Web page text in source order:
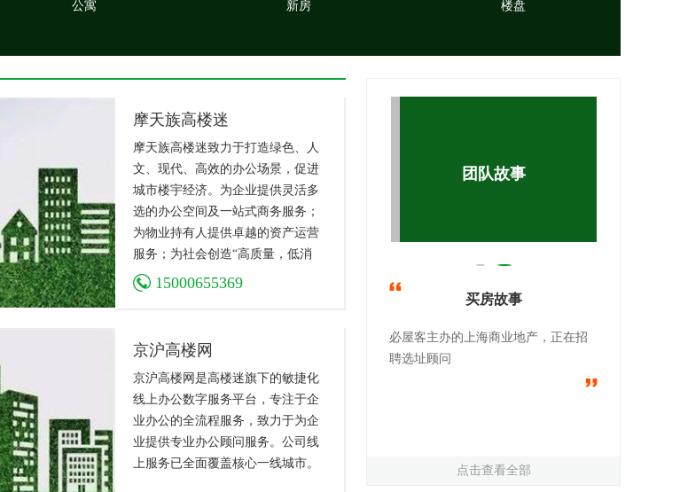
公寓
上海公寓楼盘，上海loft公寓，上
新房
上海新房，上海楼市，上海房产
楼盘
摩天族高楼迷
摩天族高楼迷致力于打造绿色、人
文、现代、高效的办公场景，促进
城市楼宇经济。为企业提供灵活多
选的办公空间及一站式商务服务；
为物业持有人提供卓越的资产运营
服务；为社会创造“高质量，低消
耗，资源共享，融合发展的平台和
15000655369
京沪高楼网
京沪高楼网是高楼迷旗下的敏捷化
线上办公数字服务平台，专注于企
业办公的全流程服务，致力于为企
业提供专业办公顾问服务。公司线
上服务已全面覆盖核心一线城市。
团队故事
买房故事
必屋客招聘选址顾问
点击查看全部